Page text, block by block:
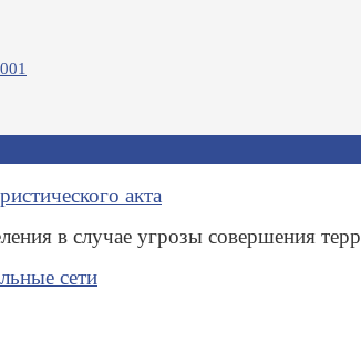
акта
в случае угрозы совершения
сети